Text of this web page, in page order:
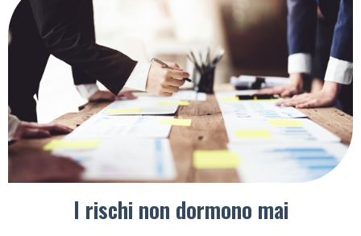
I rischi non dormono mai